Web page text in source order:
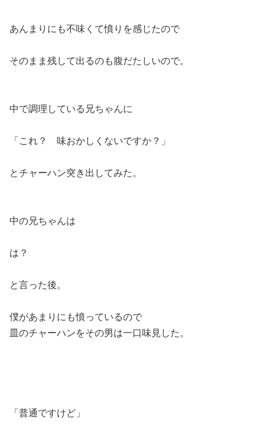
あんまりにも不味くて憤りを感じたので
そのまま残して出るのも腹だたしいので。
中で調理している兄ちゃんに
「これ？ 味おかしくないですか？」
とチャーハン突き出してみた。
中の兄ちゃんは
は？
と言った後。
僕があまりにも憤っているので
皿のチャーハンをその男は一口味見した。
「普通ですけど」